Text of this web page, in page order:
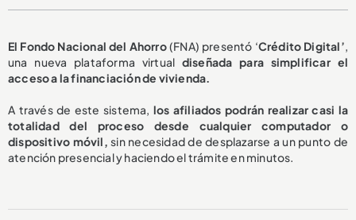
El Fondo Nacional del Ahorro(FNA) presentó ‘Crédito Digital’,
una nueva plataforma virtual diseñada para simplificar el
acceso a la financiación de vivienda.
A través de este sistema, los afiliados podrán realizar casi la
totalidad del proceso desde cualquier computador o
dispositivo móvil, sin necesidad de desplazarse a un punto de
atención presencial y haciendo el trámite en minutos.